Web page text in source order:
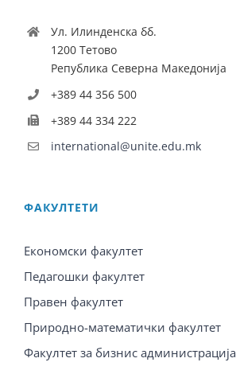
Ул. Илинденска бб.
1200 Тетово
Република Северна Македонија
+389 44 356 500
+389 44 334 222
international@unite.edu.mk
ФАКУЛТЕТИ
Економски факултет
Педагошки факултет
Правен факултет
Природно-математички факултет
Факултет за бизнис администрација